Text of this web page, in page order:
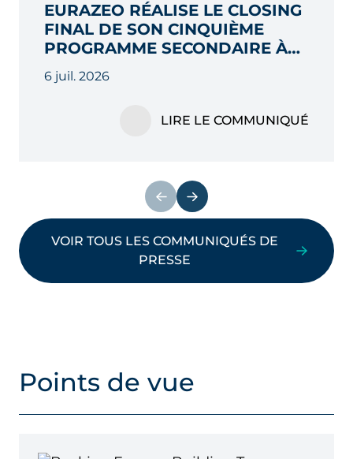
EURAZEO RÉALISE LE CLOSING
FINAL DE SON CINQUIÈME
PROGRAMME SECONDAIRE À
2,3 MILLIARDS D’EUROS, AU-
DELÀ DE SON OBJECTIF INITIAL
6 juil. 2026
LIRE LE COMMUNIQUÉ
VOIR TOUS LES COMMUNIQUÉS DE
PRESSE
Points de vue